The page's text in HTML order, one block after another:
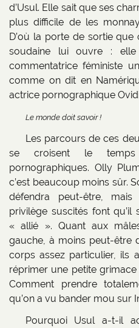
d’Usul. Elle sait que ses
plus difficile de les
D’où la porte de sortie
soudaine lui ouvre :
commentatrice féministe
comme on dit en
actrice pornographique
Le monde doit savoir !
Les parcours de ces
se croisent le
pornographiques. Olly
c’est beaucoup moins sûr.
défendra peut-être,
privilège suscités font
« allié ». Quant aux
gauche, à moins peut-être
corps assez particulier, ils
réprimer une petite
Comment prendre
qu’on a vu bander mou sur
Pourquoi Usul a-t-il